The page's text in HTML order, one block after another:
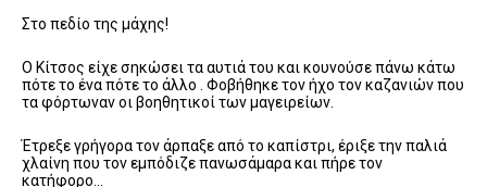
Στο πεδίο της μάχης!
Ο Κίτσος είχε σηκώσει τα αυτιά του και κουνούσε πάνω κάτω
πότε το ένα πότε το άλλο . Φοβήθηκε τον ήχο τον καζανιών που
τα φόρτωναν οι βοηθητικοί των μαγειρείων.
Έτρεξε γρήγορα τον άρπαξε από το καπίστρι, έριξε την παλιά
χλαίνη που τον εμπόδιζε πανωσάμαρα και πήρε τον
κατήφορο…